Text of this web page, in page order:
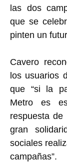
las dos
que se
pinten un
Cavero
los usuarios
que “si la
Metro es
respuesta
gran
sociales
campañas”.